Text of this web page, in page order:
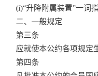
(i)“升降附属装置”一词指
二、一般规定
第三条
应就使本公约各项规定生
第四条